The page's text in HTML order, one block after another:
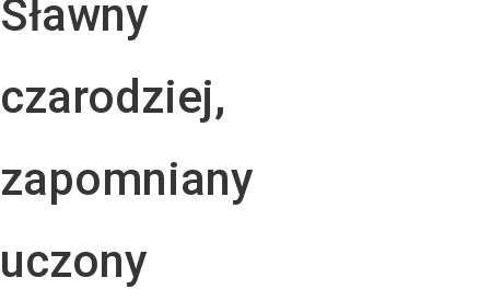
Sławny
czarodziej,
zapomniany
uczony